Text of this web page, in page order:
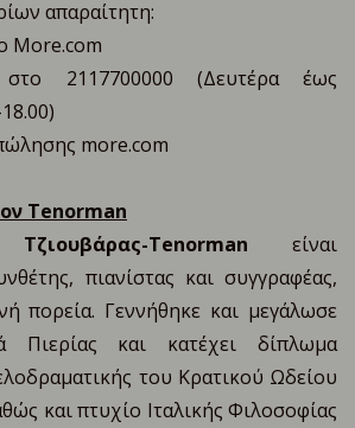
απαραίτητη:
More.com
2117700000 (Δευτέρα έως
more.com
Tenorman
Tenorman είναι
πιανίστας και συγγραφέας,
πορεία. Γεννήθηκε και μεγάλωσε
Πιερίας και κατέχει δίπλωμα
του Κρατικού Ωδείου
και πτυχίο Ιταλικής Φιλοσοφίας